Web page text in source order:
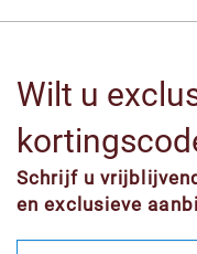
Wilt u
Schrijf u
en exclusieve